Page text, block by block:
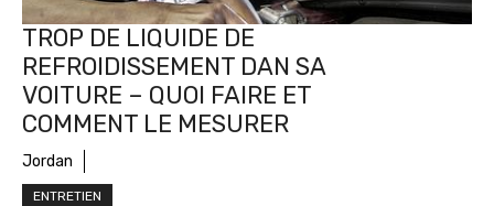
TROP DE LIQUIDE DE
REFROIDISSEMENT DAN SA
VOITURE – QUOI FAIRE ET
COMMENT LE MESURER
Jordan
ENTRETIEN